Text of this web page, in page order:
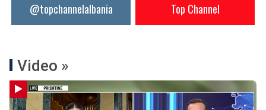
@topchannelalbania Top Channel
Video »